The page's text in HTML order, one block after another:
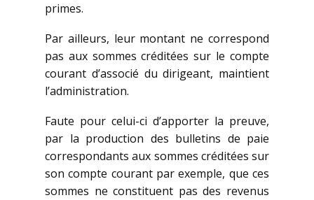
primes.
Par ailleurs, leur montant ne correspond
pas aux sommes créditées sur le compte
courant d’associé du dirigeant, maintient
l’administration.
Faute pour celui-ci d’apporter la preuve,
par la production des bulletins de paie
correspondants aux sommes créditées sur
son compte courant par exemple, que ces
sommes ne constituent pas des revenus